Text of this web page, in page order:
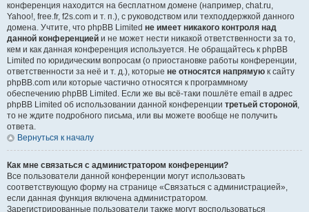
конференция находится на бесплатном домене (например, chat.ru,
Yahoo!, free.fr, f2s.com и т. п.), с руководством или техподдержкой данного
домена. Учтите, что phpBB Limited не имеет никакого контроля над
данной конференцией и не может нести никакой ответственности за то,
кем и как данная конференция используется. Не обращайтесь к phpBB
Limited по юридическим вопросам (о приостановке работы конференции,
ответственности за неё и т. д.), которые не относятся напрямую к сайту
phpBB.com или которые частично относятся к программному
обеспечению phpBB Limited. Если же вы всё-таки пошлёте email в адрес
phpBB Limited об использовании данной конференции третьей стороной,
то не ждите подробного письма, или вы можете вообще не получить
ответа.
Вернуться к началу
Как мне связаться с администратором конференции?
Все пользователи данной конференции могут использовать
соответствующую форму на странице «Связаться с администрацией»,
если данная функция включена администратором.
Зарегистрированные пользователи также могут воспользоваться